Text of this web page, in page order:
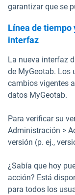
garantizar que se
Línea de tiempo
interfaz
La nueva interfaz
de MyGeotab. Los
cambios vigentes
datos MyGeotab.
Para verificar su
Administración >
versión (p. ej.,
¿Sabía que hoy
acción? Está
para todos los